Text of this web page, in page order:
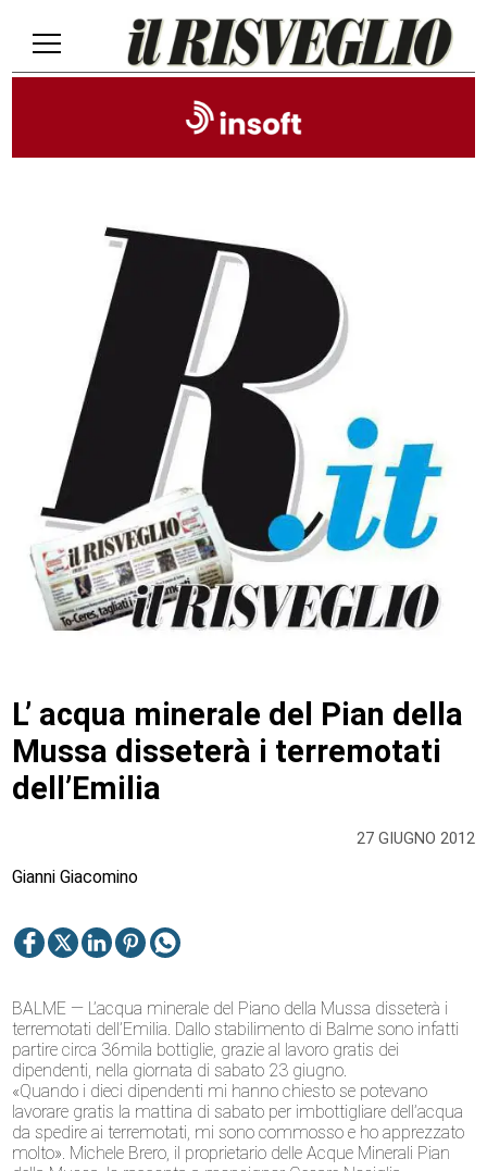
27 GIUGNO 2012
L’ acqua minerale del Pian della
Mussa disseterà i terremotati
dell’Emilia
Gianni Giacomino
BALME — L’acqua minerale del Piano della Mussa disseterà i
terremotati dell’Emilia. Dallo stabilimento di Balme sono infatti
partire circa 36mila bottiglie, grazie al lavoro gratis dei
dipendenti, nella giornata di sabato 23 giugno.
«Quando i dieci dipendenti mi hanno chiesto se potevano
lavorare gratis la mattina di sabato per imbottigliare dell’acqua
da spedire ai terremotati, mi sono commosso e ho apprezzato
molto». Michele Brero, il proprietario delle Acque Minerali Pian